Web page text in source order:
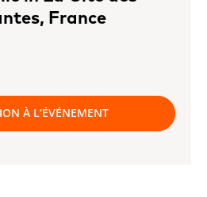
France
À L’ÉVÉNEMENT